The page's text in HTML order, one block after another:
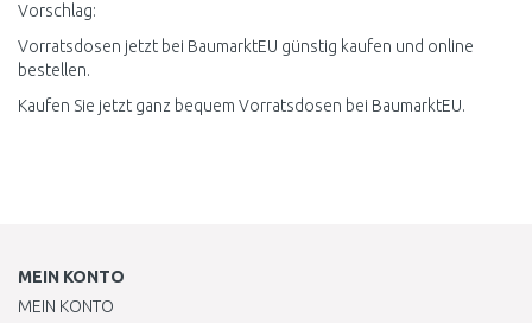
Vorschlag:
Vorratsdosen jetzt bei BaumarktEU günstig kaufen und online
bestellen.
Kaufen Sie jetzt ganz bequem Vorratsdosen bei BaumarktEU.
MEIN KONTO
MEIN KONTO